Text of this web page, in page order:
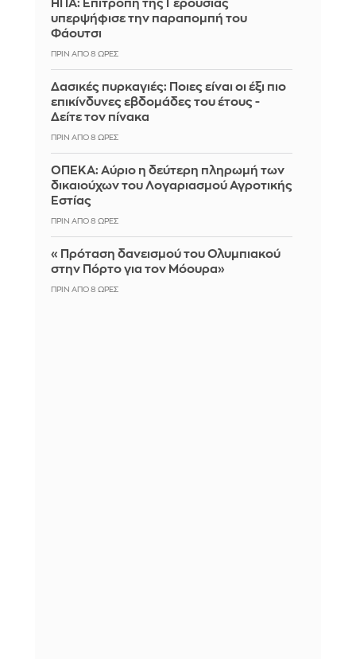
ΗΠΑ: Επιτροπή της Γερουσίας
υπερψήφισε την παραπομπή του
Φάουτσι
ΠΡΙΝ ΑΠΌ 8 ΏΡΕΣ
Δασικές πυρκαγιές: Ποιες είναι οι έξι πιο
επικίνδυνες εβδομάδες του έτους -
Δείτε τον πίνακα
ΠΡΙΝ ΑΠΌ 8 ΏΡΕΣ
ΟΠΕΚΑ: Αύριο η δεύτερη πληρωμή των
δικαιούχων του Λογαριασμού Αγροτικής
Εστίας
ΠΡΙΝ ΑΠΌ 8 ΏΡΕΣ
«Πρόταση δανεισμού του Ολυμπιακού
στην Πόρτο για τον Μόουρα»
ΠΡΙΝ ΑΠΌ 8 ΏΡΕΣ